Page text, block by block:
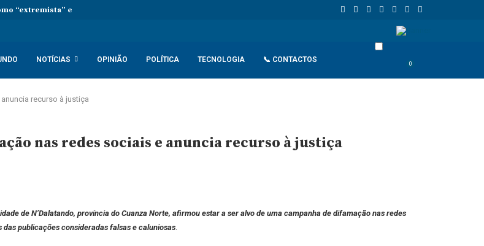
“extremista” e Tsikhanouskaya acusa Lukashenko de retaliação João Lourenço recebe cumprimentos de despedida
NOTÍCIAS OPINIÃO POLÍTICA TECNOLOGIA 📞 CONTACTOS 0
recurso à justiça
nas redes sociais e anuncia recurso à justiça
de N’Dalatando, província do Cuanza Norte, afirmou estar a ser alvo de uma campanha de difamação nas redes
publicações consideradas falsas e caluniosas.